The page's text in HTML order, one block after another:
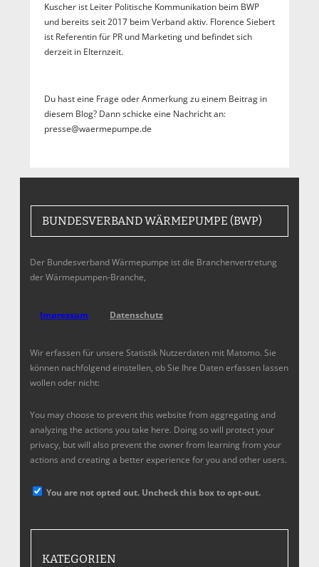
Kuscher ist Leiter Politische Kommunikation beim BWP
und bereits seit 2017 beim Verband aktiv. Florence Siebert
ist Referentin für PR und Marketing und befindet sich
derzeit in Elternzeit.
Du hast eine Frage oder Anmerkung zu einem Beitrag in
diesem Blog? Dann schicke eine Nachricht an:
presse@waermepumpe.de
BUNDESVERBAND WÄRMEPUMPE (BWP)
Der Bundesverband Wärmepumpe ist die Branchenvertretung
der Wärmepumpen-Branche,
Impressum Datenschutz
Wir erfassen für unsere Statistik Nutzerdaten mit Matomo. Sie
können nachfolgend einstellen, ob Sie Ihre Daten erfassen lassen
wollen oder nicht:
You may choose to prevent this website from aggregating and
analyzing the actions you take here. Doing so will protect your
privacy, but will also prevent the owner from learning from your
actions and creating a better experience for you and other users.
You are not opted out. Uncheck this box to opt-out.
KATEGORIEN